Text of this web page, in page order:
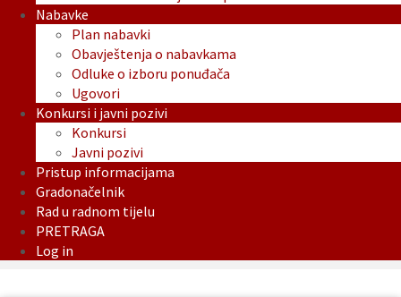
Nabavke
Plan nabavki
Obavještenja o nabavkama
Odluke o izboru ponuđača
Ugovori
Konkursi i javni pozivi
Konkursi
Javni pozivi
Pristup informacijama
Gradonačelnik
Rad u radnom tijelu
PRETRAGA
Log in